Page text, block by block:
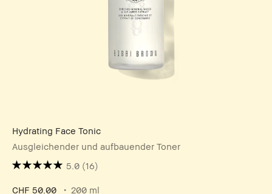
Hydrating Face Tonic
Ausgleichender und aufbauender Toner
5.0 (16)
CHF 50.00 200 ml